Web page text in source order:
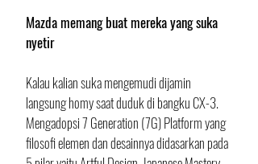
Mazda memang buat mereka yang suka
nyetir
Kalau kalian suka mengemudi dijamin
langsung homy saat duduk di bangku CX-3.
Mengadopsi 7 Generation (7G) Platform yang
filosofi elemen dan desainnya didasarkan pada